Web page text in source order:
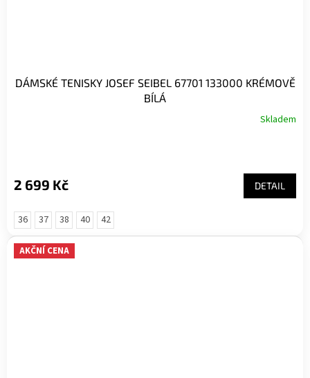
DÁMSKÉ TENISKY JOSEF SEIBEL 67701 133000 KRÉMOVĚ
BÍLÁ
Skladem
2 699 Kč DETAIL
36 37 38 40 42
AKČNÍ CENA